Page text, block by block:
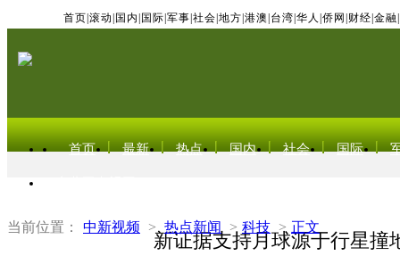
首页 滚动 国内 国际 军事 社会 地方 港澳 台湾 华人 侨网 财经 金融
首页 最新 热点 国内 社会 国际
当前位置： 中新视频 > 热点新闻 > 科技 > 正文
新证据支持月球源于行星撞